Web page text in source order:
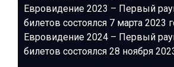
Евровидение 2023 – Первый
билетов состоялся 7 марта 2023
Евровидение 2024 – Первый
билетов состоялся 28 ноября